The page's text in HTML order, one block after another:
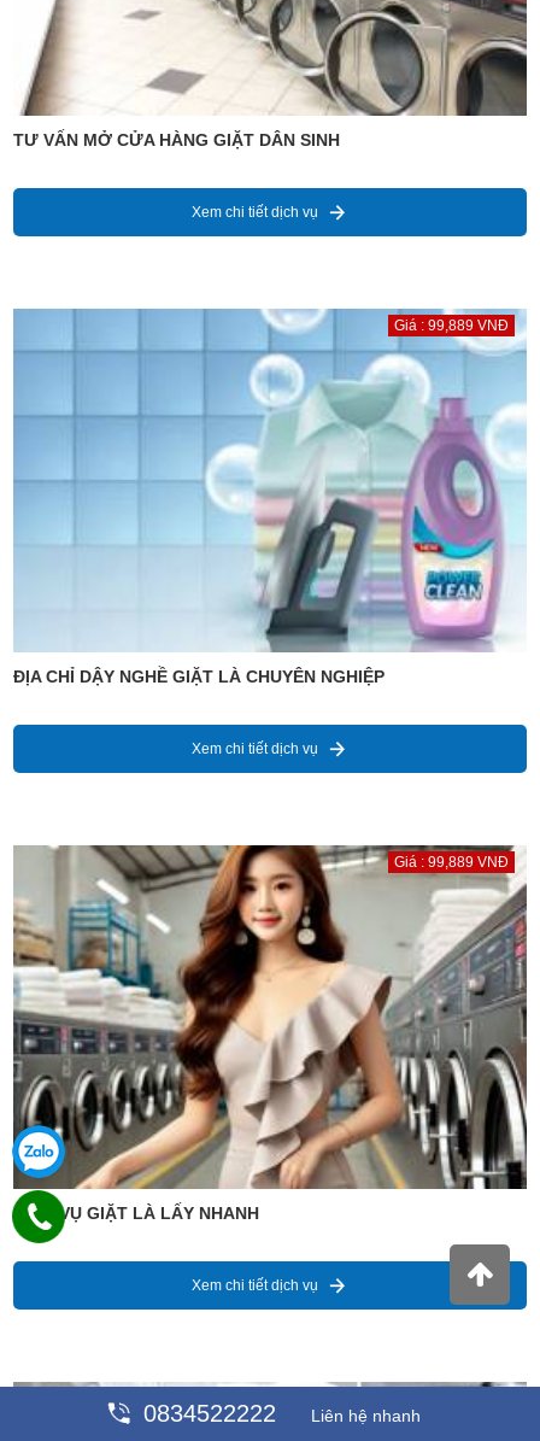
TƯ VẤN MỞ CỬA HÀNG GIẶT DÂN SINH
Xem chi tiết dịch vụ
Giá : 99,889 VNĐ
ĐỊA CHỈ DẬY NGHỀ GIẶT LÀ CHUYÊN NGHIỆP
Xem chi tiết dịch vụ
Giá : 99,889 VNĐ
DỊCH VỤ GIẶT LÀ LẤY NHANH
Xem chi tiết dịch vụ
0834522222 Liên hệ nhanh